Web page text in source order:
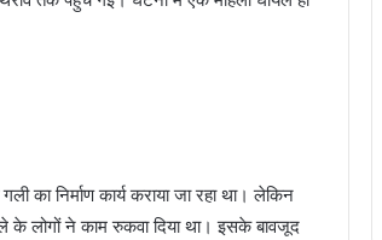
का निर्माण कार्य कराया जा रहा था। लेकिन
के लोगों ने काम रुकवा दिया था। इसके बावजूद